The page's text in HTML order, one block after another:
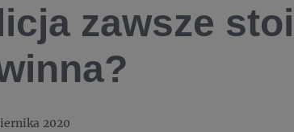
zawsze
2020